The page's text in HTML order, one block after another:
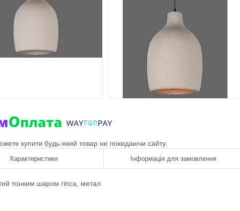
купити будь-який товар не покидаючи сайту.
Характеристики Інформація для замовлення
тонким шаром гіпса
метал